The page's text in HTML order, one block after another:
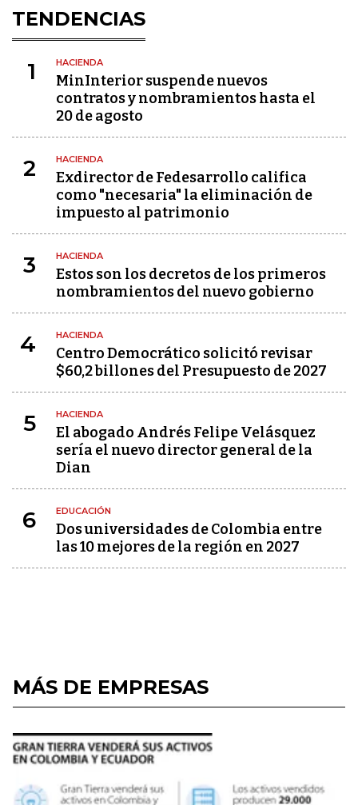
TENDENCIAS
1 HACIENDA
MinInterior suspende nuevos
contratos y nombramientos hasta el
20 de agosto
2 HACIENDA
Exdirector de Fedesarrollo califica
como "necesaria" la eliminación de
impuesto al patrimonio
3 HACIENDA
Estos son los decretos de los primeros
nombramientos del nuevo gobierno
4 HACIENDA
Centro Democrático solicitó revisar
$60,2 billones del Presupuesto de 2027
5 HACIENDA
El abogado Andrés Felipe Velásquez
sería el nuevo director general de la
Dian
6 EDUCACIÓN
Dos universidades de Colombia entre
las 10 mejores de la región en 2027
MÁS DE EMPRESAS